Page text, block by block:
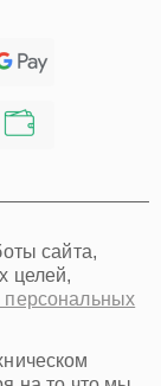
сайта,
целей,
персональных